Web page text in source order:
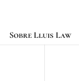
Sobre Lluis Law